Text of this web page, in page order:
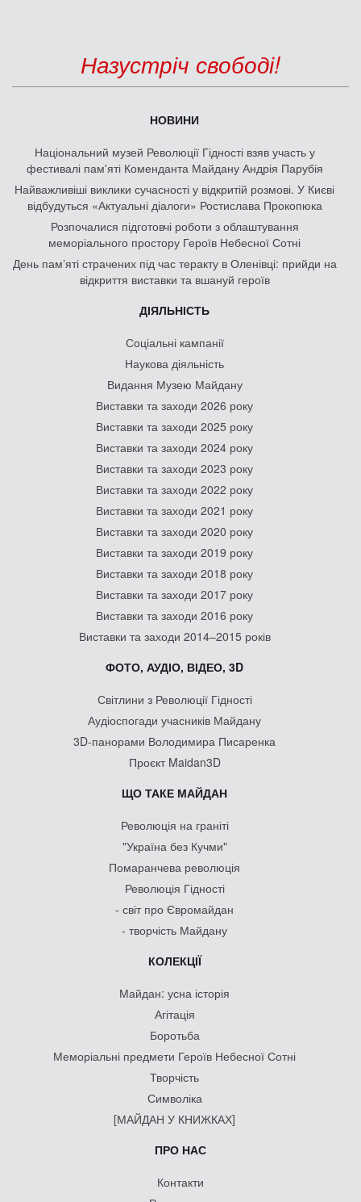
Назустріч свободі!
НОВИНИ
Національний музей Революції Гідності взяв участь у
фестивалі пам'яті Коменданта Майдану Андрія Парубія
Найважливіші виклики сучасності у відкритій розмові. У Києві
відбудуться «Актуальні діалоги» Ростислава Прокопюка
Розпочалися підготовчі роботи з облаштування
меморіального простору Героїв Небесної Сотні
День памʼяті страчених під час теракту в Оленівці: прийди на
відкриття виставки та вшануй героїв
ДІЯЛЬНІСТЬ
Соціальні кампанії
Наукова діяльність
Видання Музею Майдану
Виставки та заходи 2026 року
Виставки та заходи 2025 року
Виставки та заходи 2024 року
Виставки та заходи 2023 року
Виставки та заходи 2022 року
Виставки та заходи 2021 року
Виставки та заходи 2020 року
Виставки та заходи 2019 року
Виставки та заходи 2018 року
Виставки та заходи 2017 року
Виставки та заходи 2016 року
Виставки та заходи 2014–2015 років
ФОТО, АУДІО, ВІДЕО, 3D
Світлини з Революції Гідності
Аудіоспогади учасників Майдану
3D-панорами Володимира Писаренка
Проєкт Maidan3D
ЩО ТАКЕ МАЙДАН
Революція на граніті
"Україна без Кучми"
Помаранчева революція
Революція Гідності
- світ про Євромайдан
- творчість Майдану
КОЛЕКЦІЇ
Майдан: усна історія
Агітація
Боротьба
Меморіальні предмети Героїв Небесної Сотні
Творчість
Символіка
[МАЙДАН У КНИЖКАХ]
ПРО НАС
Контакти